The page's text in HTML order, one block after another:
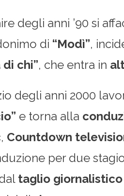
degli anni ’90 si
di “Modì”,
chi”, che entra in
degli anni 2000
e torna alla
, Countdown
per due
taglio